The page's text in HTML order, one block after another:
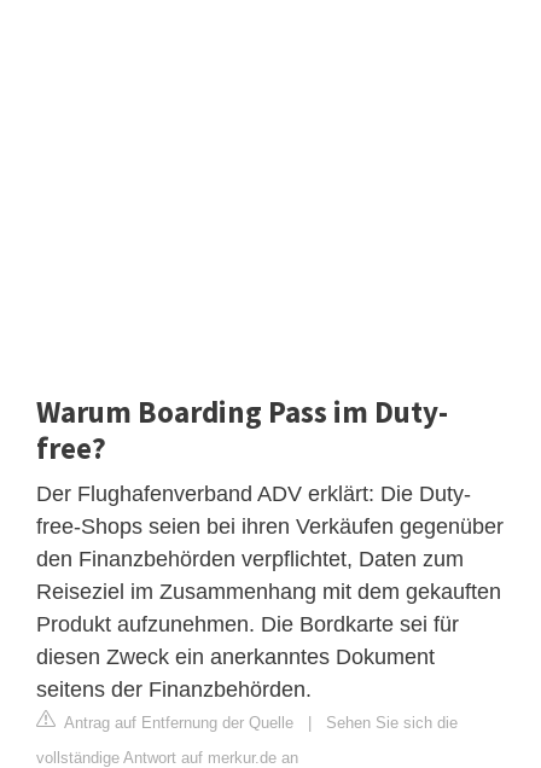
Warum Boarding Pass im Duty-
free?
Der Flughafenverband ADV erklärt: Die Duty-
free-Shops seien bei ihren Verkäufen gegenüber
den Finanzbehörden verpflichtet, Daten zum
Reiseziel im Zusammenhang mit dem gekauften
Produkt aufzunehmen. Die Bordkarte sei für
diesen Zweck ein anerkanntes Dokument
seitens der Finanzbehörden.
Antrag auf Entfernung der Quelle | Sehen Sie sich die
vollständige Antwort auf merkur.de an